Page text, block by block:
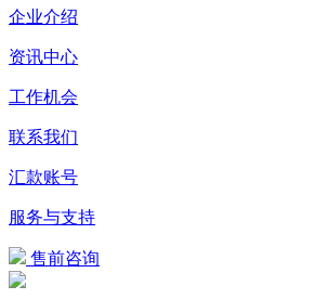
企业介绍
资讯中心
工作机会
联系我们
汇款账号
服务与支持
售前咨询